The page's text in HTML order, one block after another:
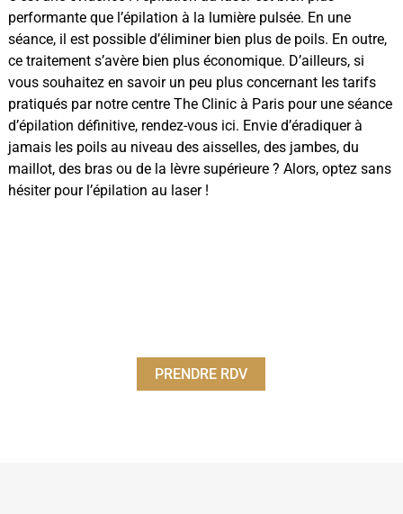
performante que l’épilation à la lumière pulsée. En une
séance, il est possible d’éliminer bien plus de poils. En outre,
ce traitement s’avère bien plus économique. D’ailleurs, si
vous souhaitez en savoir un peu plus concernant les tarifs
pratiqués par notre centre The Clinic à Paris pour une séance
d’épilation définitive, rendez-vous ici. Envie d’éradiquer à
jamais les poils au niveau des aisselles, des jambes, du
maillot, des bras ou de la lèvre supérieure ? Alors, optez sans
hésiter pour l’épilation au laser !
PRENDRE RDV